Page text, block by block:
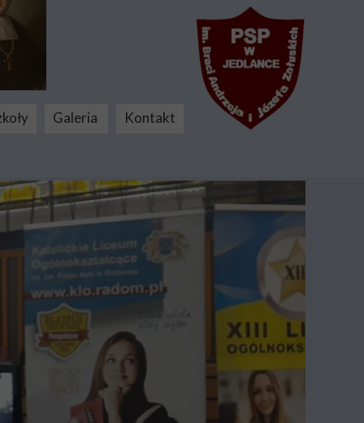
Galeria Kontakt